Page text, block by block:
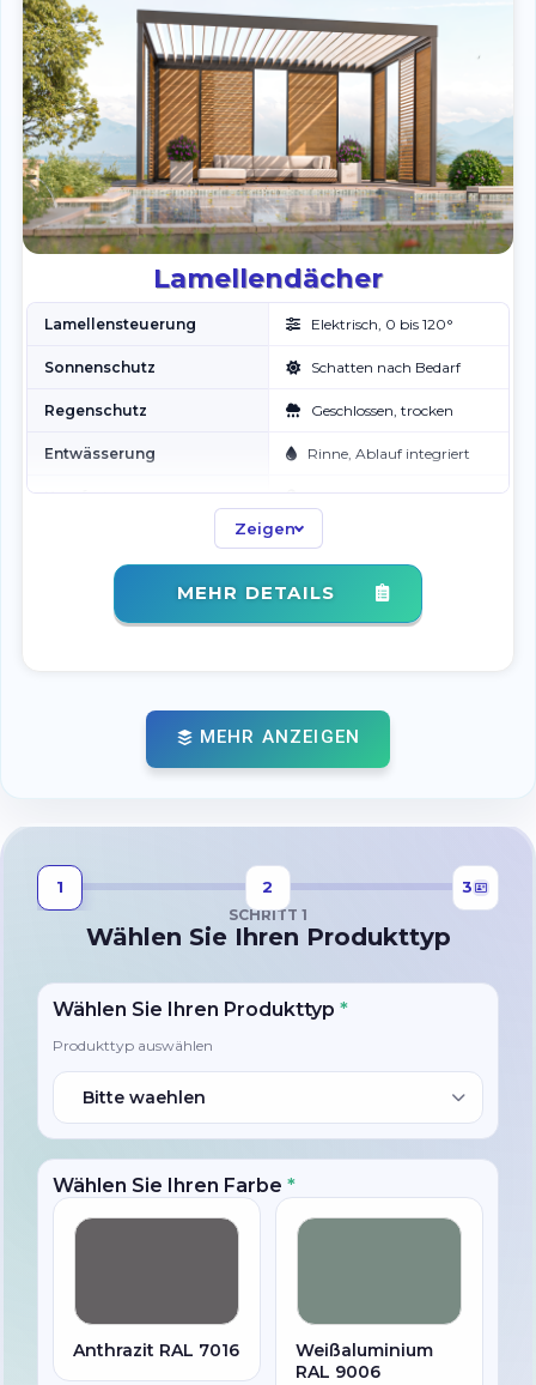
Lamellendächer
Lamellensteuerung Elektrisch, 0 bis 120°
Sonnenschutz Schatten nach Bedarf
Regenschutz Geschlossen, trocken
Entwässerung Rinne, Ablauf integriert
Komfort LED optional, dimmbar
Zeigen
MEHR DETAILS
MEHR ANZEIGEN
1 2 3
SCHRITT 1
Wählen Sie Ihren Produkttyp
Wählen Sie Ihren Produkttyp *
Produkttyp auswählen
Bitte waehlen
Wählen Sie Ihren Farbe *
Anthrazit RAL 7016
Weißaluminium
RAL 9006